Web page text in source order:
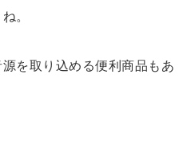
。
を取り込める便利商品もあ